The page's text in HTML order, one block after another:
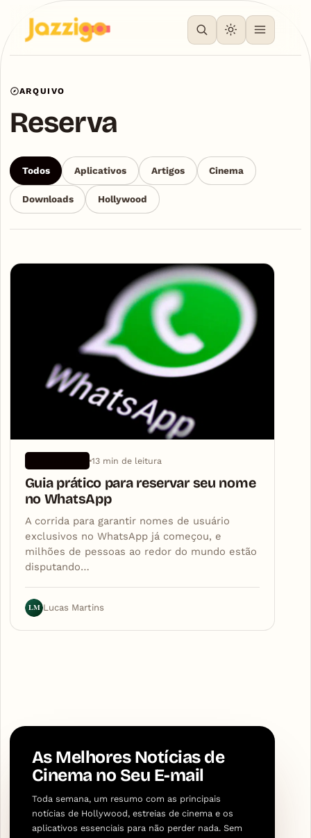
ARQUIVO
Reserva
Todos Aplicativos Artigos Cinema
Downloads Hollywood
Articles
13 min de leitura
Guia prático para reservar seu nome
no WhatsApp
A corrida para garantir nomes de usuário
exclusivos no WhatsApp já começou, e
milhões de pessoas ao redor do mundo estão
disputando…
LM Lucas Martins
As Melhores Notícias de
Cinema no Seu E-mail
Toda semana, um resumo com as principais
notícias de Hollywood, estreias de cinema e os
aplicativos essenciais para não perder nada. Sem